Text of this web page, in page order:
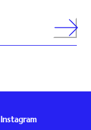
Search
Instagram